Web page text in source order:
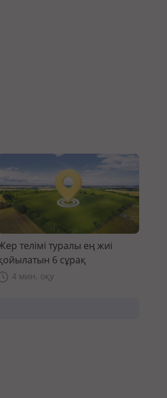
телімі туралы ең жиі
6 сұрақ
4 мин. оқу